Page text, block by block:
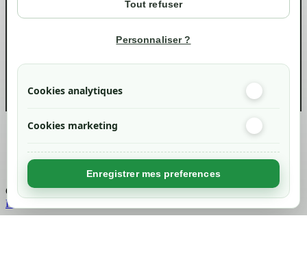
Tout refuser
Personnaliser ?
Cookies analytiques
Cookies marketing
Enregistrer mes preferences
info@green-tech-shop.com
Created byNageoconcept
Chargement...
Retour en haut